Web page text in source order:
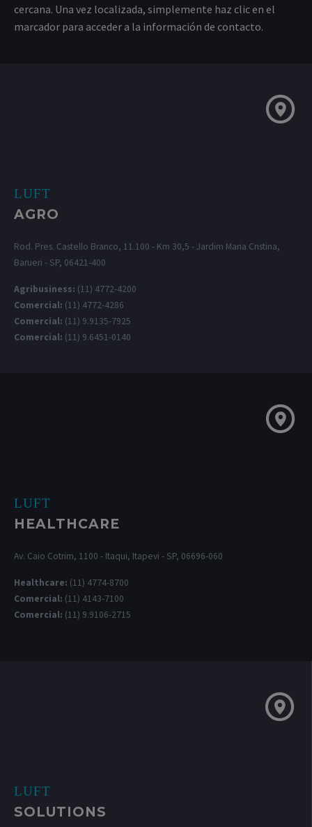
cercana. Una vez localizada, simplemente haz clic en el
marcador para acceder a la información de contacto.
LUFT
AGRO
Rod. Pres. Castello Branco, 11.100 - Km 30,5 - Jardim Maria Cristina,
Barueri - SP, 06421-400
Agribusiness: (11) 4772-4200
Comercial: (11) 4772-4286
Comercial: (11) 9.9135-7925
Comercial: (11) 9.6451-0140
LUFT
HEALTHCARE
Av. Caio Cotrim, 1100 - Itaqui, Itapevi - SP, 06696-060
Healthcare: (11) 4774-8700
Comercial: (11) 4143-7100
Comercial: (11) 9.9106-2715
LUFT
SOLUTIONS